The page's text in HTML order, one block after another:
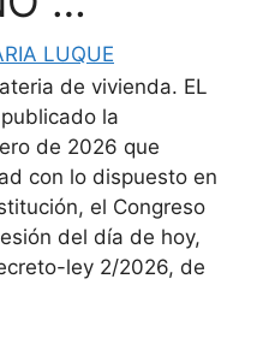
LUQUE
de vivienda. EL
la
de 2026 que
con lo dispuesto en
el Congreso
del día de hoy,
ley 2/2026, de